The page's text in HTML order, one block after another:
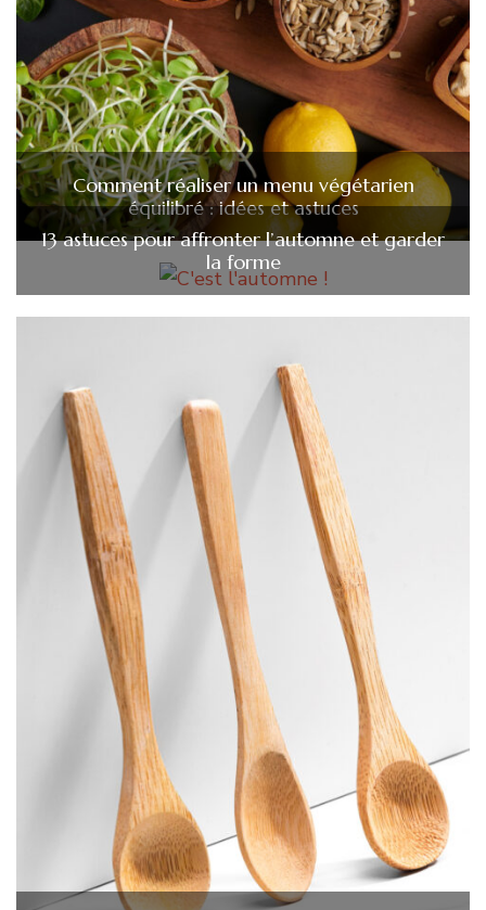
Comment réaliser un menu végétarien
équilibré : idées et astuces
13 astuces pour affronter l’automne et garder
la forme